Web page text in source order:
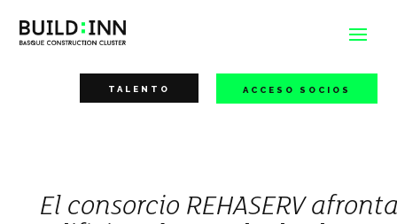
TALENTO ACCESO SOCIOS
El consorcio REHASERV